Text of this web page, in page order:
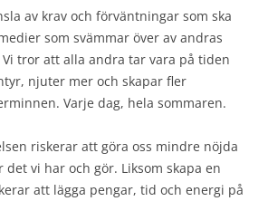
av krav och förväntningar som ska
som svämmar över av andras
tror att alla andra tar vara på tiden
njuter mer och skapar fler
Varje dag, hela sommaren.
riskerar att göra oss mindre nöjda
det vi har och gör. Liksom skapa en
att lägga pengar, tid och energi på